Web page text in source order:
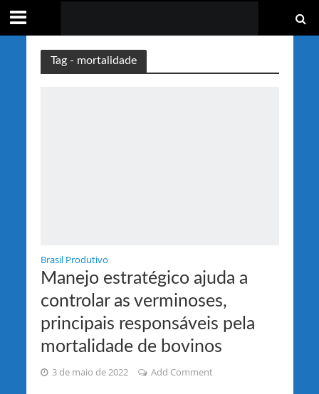
Tag - mortalidade
Brasil Produtivo
Manejo estratégico ajuda a
controlar as verminoses,
principais responsáveis pela
mortalidade de bovinos
3 de maio de 2022 Add Comment